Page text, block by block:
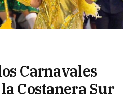
Carnavales
Costanera Sur